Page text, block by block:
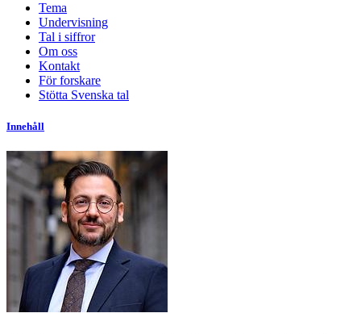
Tema
Undervisning
Tal i siffror
Om oss
Kontakt
För forskare
Stötta Svenska tal
Innehåll